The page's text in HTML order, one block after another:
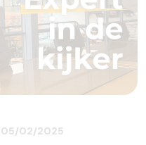
05/02/2025